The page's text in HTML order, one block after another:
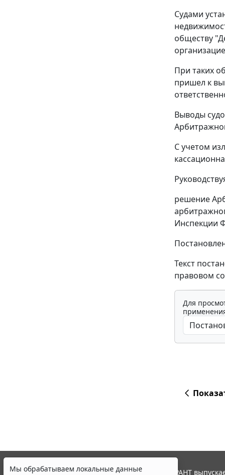
Судами
обществу
При таких
пришел к
Выводы
С учетом
решение
Инспекции
Текст
правовом
Для
Мы обрабатываем локальные данные
© ООО "НПП "ГАРАНТ-СЕРВИС", 2026. Система ГАРАНТ